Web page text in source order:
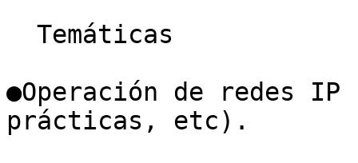
●Operación de redes
prácticas, etc).